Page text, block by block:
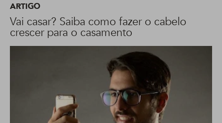
ARTIGO
Vai casar? Saiba como fazer o cabelo
crescer para o casamento